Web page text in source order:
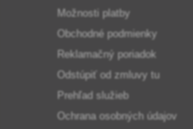
Možnosti platby
Obchodné podmienky
Reklamačný poriadok
Odstúpiť od zmluvy tu
Prehľad služieb
Ochrana osobných údajov